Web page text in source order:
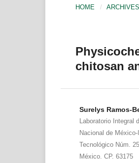
HOME / ARCHIVES
chitosan
Surelys Ramos-
Laboratorio
Nacional de
Tecnológico Núm.
México. CP. 63175